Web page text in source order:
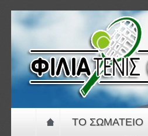
ΤΟ ΣΩΜΑΤΕΙΟ